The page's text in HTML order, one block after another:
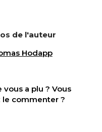
de l'auteur
Hodapp
vous a plu ? Vous
le commenter ?